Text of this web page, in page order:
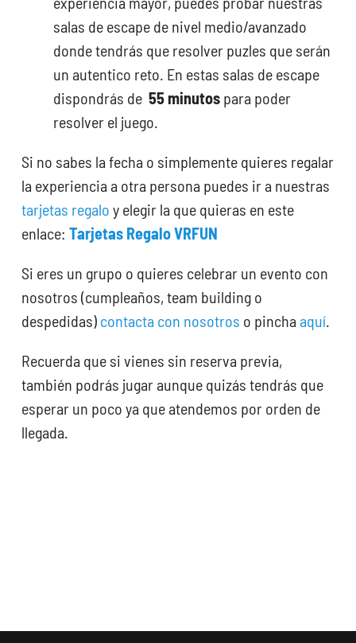
salas de escape de nivel medio/avanzado
donde tendrás que resolver puzles que serán
un autentico reto. En estas salas de escape
dispondrás de55 minutos para poder
resolver el juego.
Si no sabes la fecha o simplemente quieres regalar
la experiencia a otra persona puedes ir a nuestras
tarjetas regalo y elegir la que quieras en este
enlace: Tarjetas Regalo VRFUN
Si eres un grupo o quieres celebrar un evento con
nosotros (cumpleaños, team building o
despedidas) contacta con nosotros o pincha aquí.
Recuerda que si vienes sin reserva previa,
también podrás jugar aunque quizás tendrás que
esperar un poco ya que atendemos por orden de
llegada.